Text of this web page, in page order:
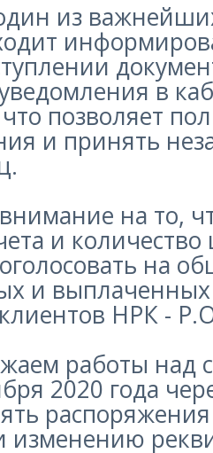
из
уведомления в
позволяет
и принять
на то,
и
на
и выплаченных
НРК -
работы над
2020 года